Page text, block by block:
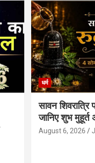
धर्म
सावन
जानिए शुभ
August 6, 2026